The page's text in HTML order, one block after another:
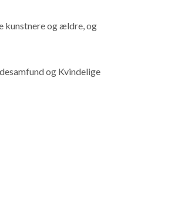
kunstnere og ældre, og
og Kvindelige